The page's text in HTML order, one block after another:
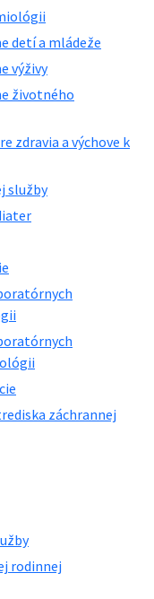
detí a mládeže
výživy
životného
zdravia a výchove k
služby
záchrannej
rodinnej